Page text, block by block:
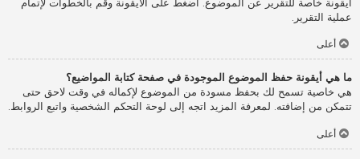
عملية التقرير.
أعلى
ما هي أيقونة حفظ الموضوع الموجودة في صفحة كتابة المواضيع؟
هي خاصية تسمح لك بحفظ مسودة من الموضوع لإكماله في وقت لاحق حتى
تتمكن من إضافته. لمعرفة المزيد اتجه إلى لوحة التحكم الشخصية واتبع الروابط.
أعلى